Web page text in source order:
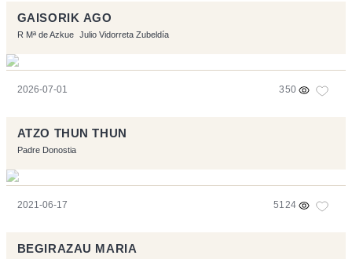
GAISORIK AGO
R Mª de Azkue Julio Vidorreta Zubeldía
2026-07-01 350
ATZO THUN THUN
Padre Donostia
2021-06-17 5124
BEGIRAZAU MARIA